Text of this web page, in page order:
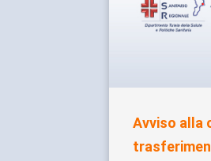
Avviso alla